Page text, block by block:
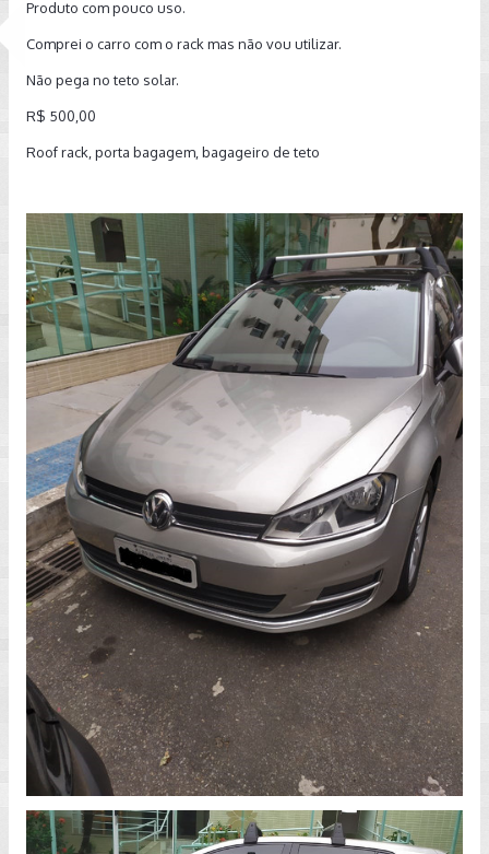
Produto com pouco uso.
Comprei o carro com o rack mas não vou utilizar.
Não pega no teto solar.
R$ 500,00
Roof rack, porta bagagem, bagageiro de teto